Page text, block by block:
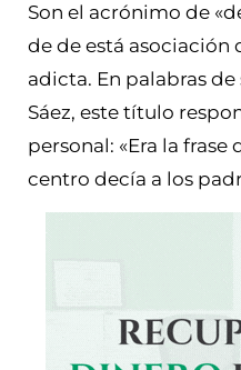
Son el acrónimo de
de de está asociación
adicta. En palabras
Sáez, este título
personal: «Era la
centro decía a los